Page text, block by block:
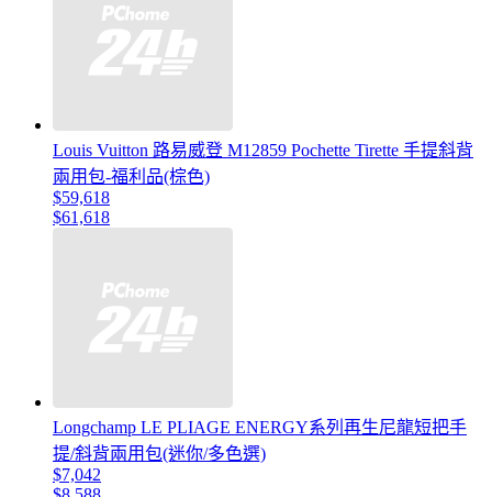
Louis Vuitton 路易威登 M12859 Pochette Tirette 手提斜背
兩用包-福利品(棕色)
$59,618
$61,618
Longchamp LE PLIAGE ENERGY系列再生尼龍短把手
提/斜背兩用包(迷你/多色選)
$7,042